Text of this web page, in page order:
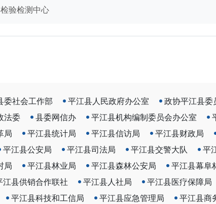
验检测中心
委社会工作部 平江县人民政府办公室 政协平江县委
法委 县委网信办 平江县机构编制委员会办公室
局 平江县统计局 平江县信访局 平江县财政局
平江县公安局 平江县司法局 平江县交警大队
平
局 平江县林业局 平江县森林公安局 平江县幕阜
江县供销合作联社 平江县人社局 平江县医疗保障局
平江县科技和工信局 平江县应急管理局
平江县商